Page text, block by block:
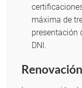
máxima de
presentación
DNI.